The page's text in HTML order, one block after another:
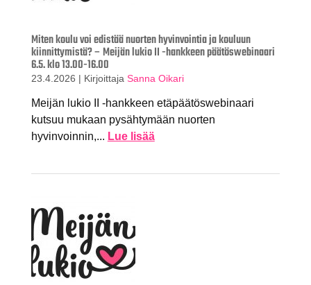
Miten koulu voi edistää nuorten hyvinvointia ja kouluun
kiinnittymistä? – Meijän lukio II -hankkeen päätöswebinaari
6.5. klo 13.00-16.00
23.4.2026 | Kirjoittaja Sanna Oikari
Meijän lukio II -hankkeen etäpäätöswebinaari
kutsuu mukaan pysähtymään nuorten
hyvinvoinnin,... Lue lisää